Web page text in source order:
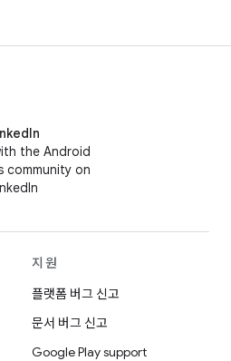
the Android
community on
지원
플랫폼 버그 신고
문서 버그 신고
Google Play support